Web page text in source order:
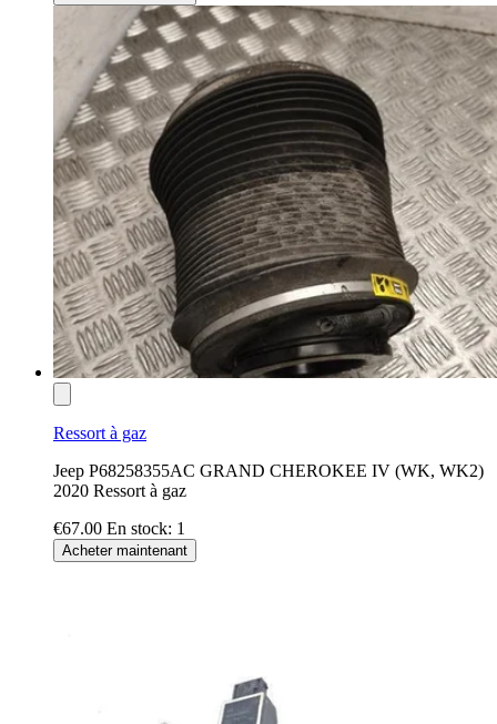
Ressort à gaz
Jeep P68258355AC GRAND CHEROKEE IV (WK, WK2)
2020 Ressort à gaz
€67.00 En stock: 1
Acheter maintenant